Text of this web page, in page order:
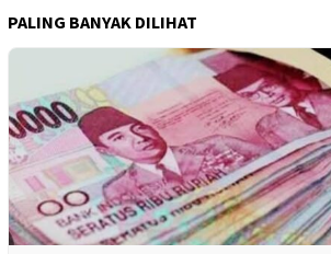
PALING BANYAK DILIHAT